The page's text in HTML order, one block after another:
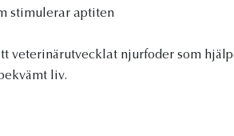
stimulerar aptiten
veterinärutvecklat njurfoder som
liv.